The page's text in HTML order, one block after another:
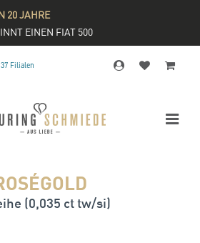
20 JAHRE
EINEN FIAT 500
37 Filialen
(0,035 ct tw/si)